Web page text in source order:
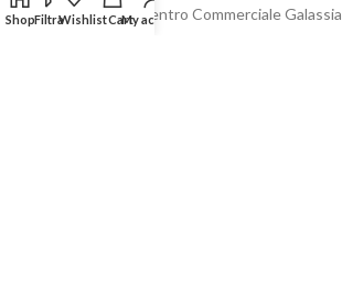
Via A. Ponti n. 4 – Centro Commerciale Galassia
ShopFiltraWishlistCartMy account